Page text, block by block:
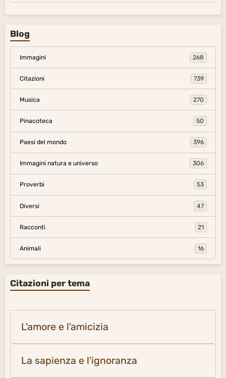
Blog
Immagini 268
Citazioni 739
Musica 270
Pinacoteca 50
Paesi del mondo 396
Immagini natura e universo 306
Proverbi 53
Diversi 47
Racconti 21
Animali 16
Citazioni per tema
L'amore e l'amicizia
La sapienza e l'ignoranza